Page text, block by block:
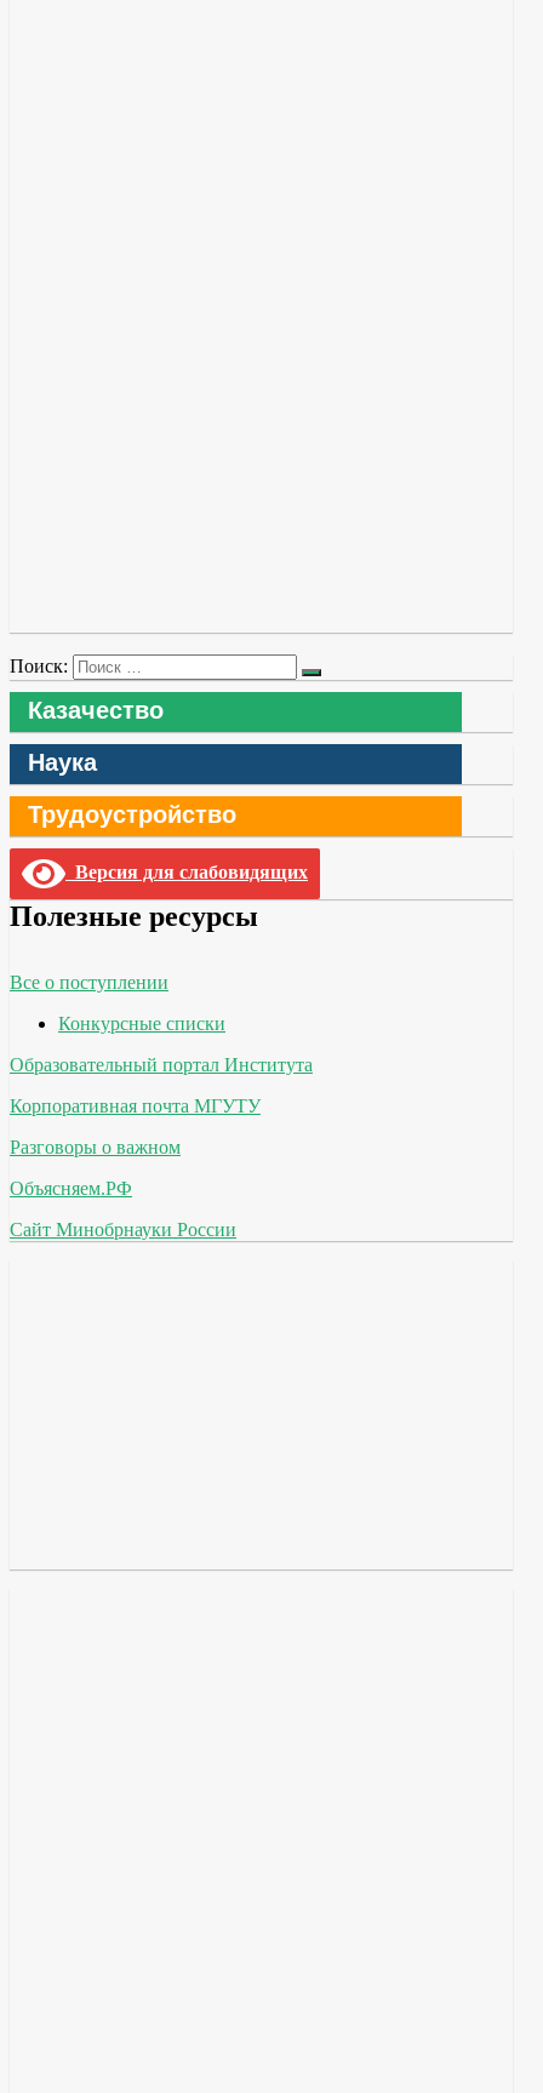
Поиск:
Казачество
Наука
Трудоустройство
Версия для слабовидящих
Полезные ресурсы
Все о поступлении
Конкурсные списки
Образовательный портал Института
Корпоративная почта МГУТУ
Разговоры о важном
Объясняем.РФ
Сайт Минобрнауки России